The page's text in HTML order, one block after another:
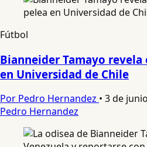
Fútbol
Bianneider Tamayo
en Universidad de Chile
Por Pedro Hernandez • 3 de
Pedro Hernandez